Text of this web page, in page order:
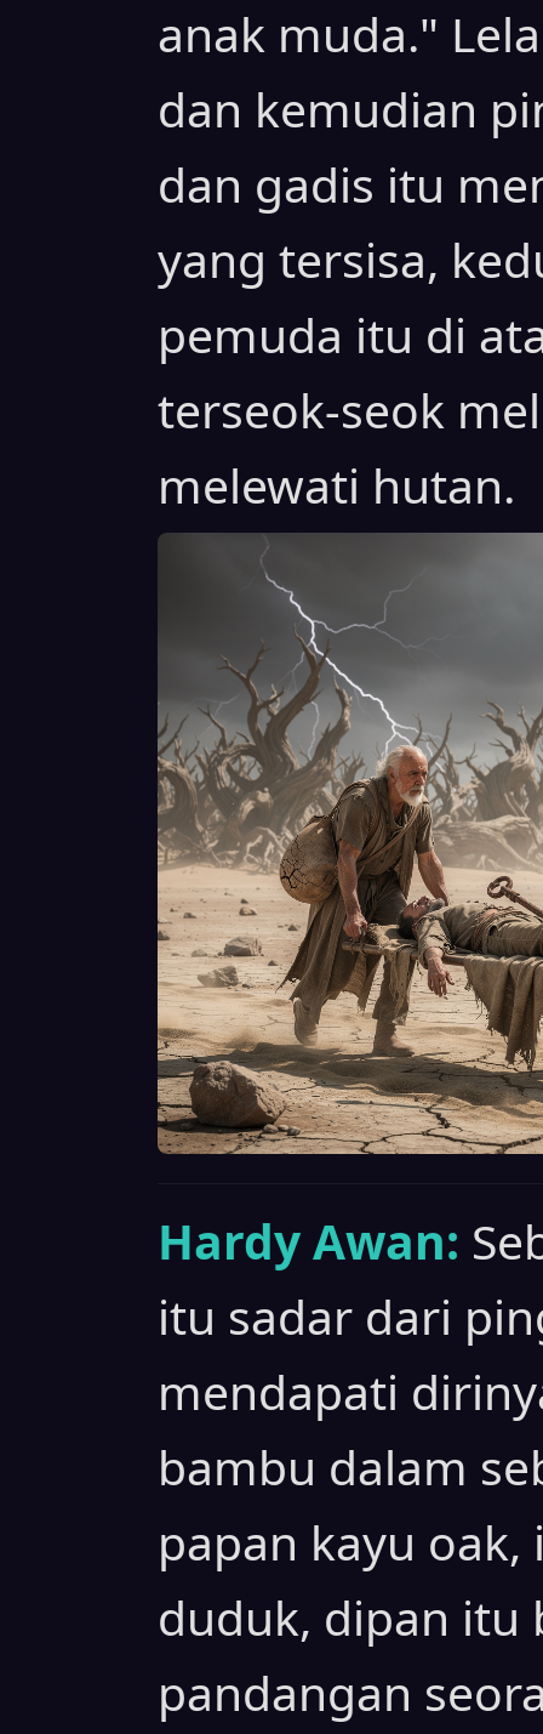
anak muda."
dan kemudian
dan gadis itu
yang tersisa,
pemuda itu di
terseok-seok
melewati hutan.
Hardy Awan:
itu sadar dari
mendapati
bambu dalam
papan kayu
duduk, dipan itu
pandangan